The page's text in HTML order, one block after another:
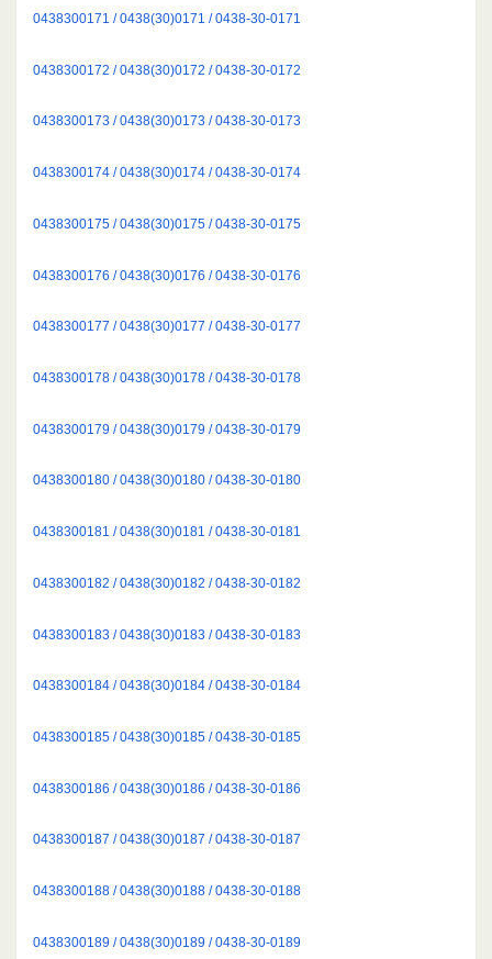
0438300171 / 0438(30)0171 / 0438-30-0171
0438300172 / 0438(30)0172 / 0438-30-0172
0438300173 / 0438(30)0173 / 0438-30-0173
0438300174 / 0438(30)0174 / 0438-30-0174
0438300175 / 0438(30)0175 / 0438-30-0175
0438300176 / 0438(30)0176 / 0438-30-0176
0438300177 / 0438(30)0177 / 0438-30-0177
0438300178 / 0438(30)0178 / 0438-30-0178
0438300179 / 0438(30)0179 / 0438-30-0179
0438300180 / 0438(30)0180 / 0438-30-0180
0438300181 / 0438(30)0181 / 0438-30-0181
0438300182 / 0438(30)0182 / 0438-30-0182
0438300183 / 0438(30)0183 / 0438-30-0183
0438300184 / 0438(30)0184 / 0438-30-0184
0438300185 / 0438(30)0185 / 0438-30-0185
0438300186 / 0438(30)0186 / 0438-30-0186
0438300187 / 0438(30)0187 / 0438-30-0187
0438300188 / 0438(30)0188 / 0438-30-0188
0438300189 / 0438(30)0189 / 0438-30-0189